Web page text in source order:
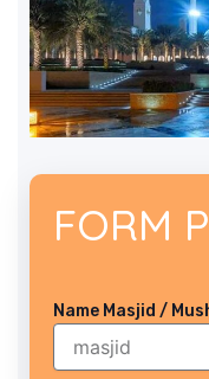
FORM
Name Masjid /